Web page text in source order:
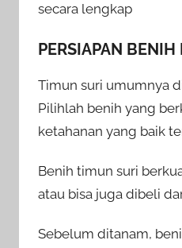
secara lengkap
PERSIAPAN
Timun suri umumnya
Pilihlah benih yang
ketahanan yang baik
Benih timun suri
atau bisa juga dibeli
Sebelum ditanam,